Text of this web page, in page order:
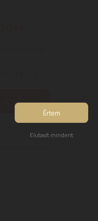
KOSÁRBA
Értem
Elutasít mindent